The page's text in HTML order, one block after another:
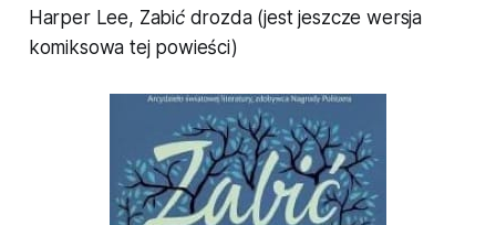
Harper Lee, Zabić drozda (jest jeszcze wersja
komiksowa tej powieści)